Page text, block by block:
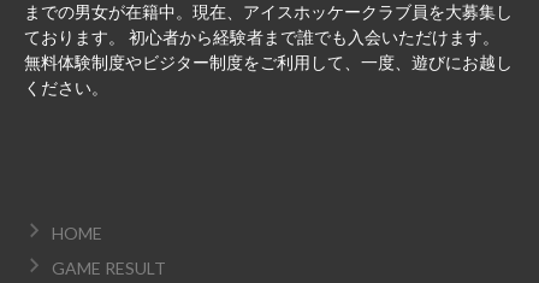
までの男女が在籍中。現在、アイスホッケークラブ員を大募集し
ております。 初心者から経験者まで誰でも入会いただけます。
無料体験制度やビジター制度をご利用して、一度、遊びにお越し
ください。
HOME
GAME RESULT